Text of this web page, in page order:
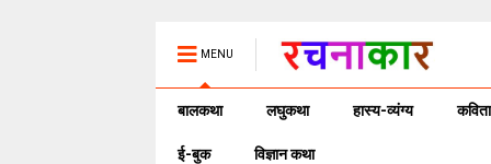
MENU
बालकथा लघुकथा हास्य-व्यंग्य कविता
ई-बुक विज्ञान कथा